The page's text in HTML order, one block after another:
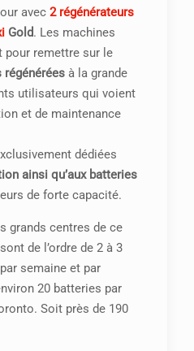
avec 2 régénérateurs
Gold. Les machines
remettre sur le
régénéréesà la grande
utilisateurs qui voient
et de maintenance
dédiées
ainsi qu’aux batteries
de forte capacité.
grands centres de ce
de l’ordre de 2 à 3
semaine et par
20 batteries par
Soit près de 190